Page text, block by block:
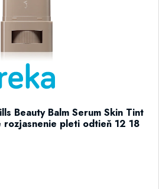
Beauty Balm Serum Skin Tint
pleti odtieň 12 18